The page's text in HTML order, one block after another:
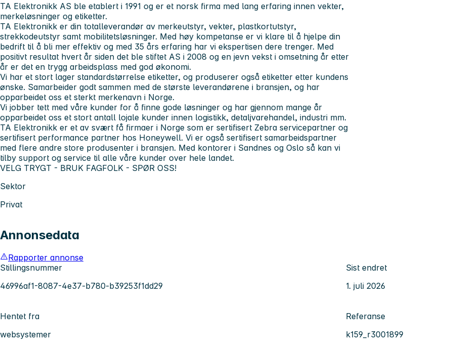
TA Elektronikk AS ble etablert i 1991 og er et norsk firma med lang erfaring innen vekter,
merkeløsninger og etiketter.
TA Elektronikk er din totalleverandør av merkeutstyr, vekter, plastkortutstyr,
strekkodeutstyr samt mobilitetsløsninger. Med høy kompetanse er vi klare til å hjelpe din
bedrift til å bli mer effektiv og med 35 års erfaring har vi ekspertisen dere trenger. Med
positivt resultat hvert år siden det ble stiftet AS i 2008 og en jevn vekst i omsetning år etter
år er det en trygg arbeidsplass med god økonomi.
Vi har et stort lager standardstørrelse etiketter, og produserer også etiketter etter kundens
ønske. Samarbeider godt sammen med de største leverandørene i bransjen, og har
opparbeidet oss et sterkt merkenavn i Norge.
Vi jobber tett med våre kunder for å finne gode løsninger og har gjennom mange år
opparbeidet oss et stort antall lojale kunder innen logistikk, detaljvarehandel, industri mm.
TA Elektronikk er et av svært få firmaer i Norge som er sertifisert Zebra servicepartner og
sertifisert performance partner hos Honeywell. Vi er også sertifisert samarbeidspartner
med flere andre store produsenter i bransjen. Med kontorer i Sandnes og Oslo så kan vi
tilby support og service til alle våre kunder over hele landet.
VELG TRYGT - BRUK FAGFOLK - SPØR OSS!
Sektor
Privat
Annonsedata
Rapporter annonse
Stillingsnummer
46996af1-8087-4e37-b780-b39253f1dd29
Sist endret
1. juli 2026
Hentet fra
websystemer
Referanse
k159_r3001899